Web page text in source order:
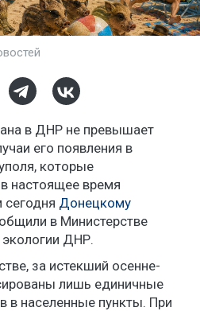
в ДНР не превышает
его появления в
которые
настоящее время
сегодня Донецкому
в Министерстве
ДНР.
за истекший осенне-
лишь единичные
в населенные пункты. При